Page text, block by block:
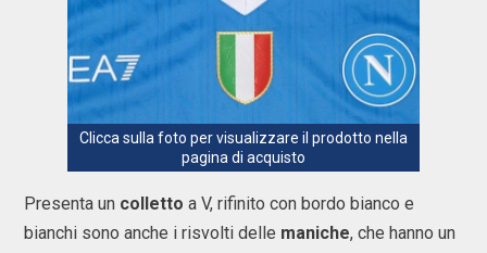
Clicca sulla foto per visualizzare il prodotto nella
pagina di acquisto
Presenta un colletto a V, rifinito con bordo bianco e
bianchi sono anche i risvolti delle maniche, che hanno un